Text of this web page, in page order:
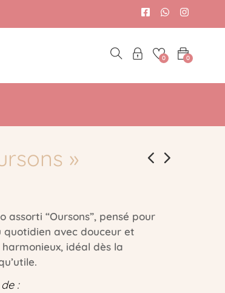
0
0
»
assorti “Oursons”, pensé pour
avec douceur et
idéal dès la
: